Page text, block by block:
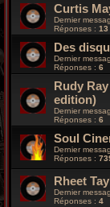
Curtis
Dernier
Réponses : 13
Des
Dernier
Réponses : 6
Rudy
edition)
Dernier
Réponses : 6
Soul
Dernier
Réponses :
Rheet
Dernier
Réponses : 4